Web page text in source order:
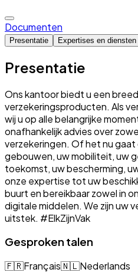
Documenten
Presentatie Expertises en diensten
Presentatie
Ons kantoor biedt u een
verzekeringsproducten. Als
wij u op alle belangrijke
onafhankelijk advies over
verzekeringen. Of het nu
gebouwen, uw mobiliteit, uw
toekomst, uw bescherming,
onze expertise tot uw
buurt en bereikbaar zowel in
digitale middelen. We zijn uw
uitstek. #ElkZijnVak
Gesproken talen
🇫🇷Français🇳🇱Nederlands